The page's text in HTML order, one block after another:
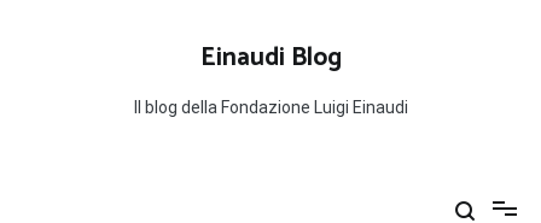
Einaudi Blog
Il blog della Fondazione Luigi Einaudi